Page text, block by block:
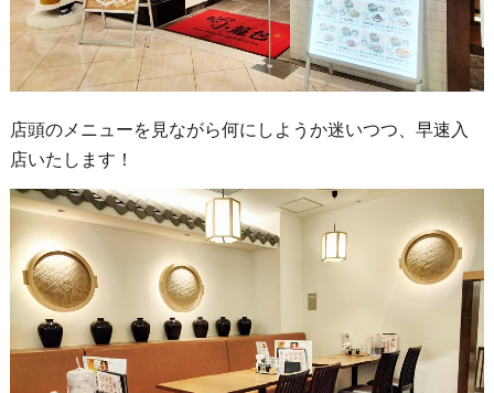
店頭のメニューを見ながら何にしようか迷いつつ、早速入
店いたします！